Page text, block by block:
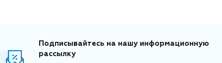
Подписывайтесь на нашу информационную
рассылку